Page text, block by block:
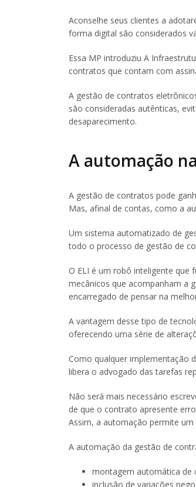
Aconselhe seus clientes a
forma digital são considerados
Essa MP introduziu A
contratos que contam com
A gestão de contratos
são consideradas autênticas,
desaparecimento.
A automação
A gestão de contratos pode
Mas, afinal de contas, como a
Um sistema automatizado de
todo o processo de gestão de
O ELI é um robô inteligente que
mecânicos que acompanham a
encarregado de pensar na
A vantagem desse tipo de
oferecendo uma série de
Como qualquer implementação
libera o advogado das tarefas
Não será mais necessário
de que o contrato apresente
Assim, a automação permite
A automação da gestão de
montagem automática de
inclusão de variações